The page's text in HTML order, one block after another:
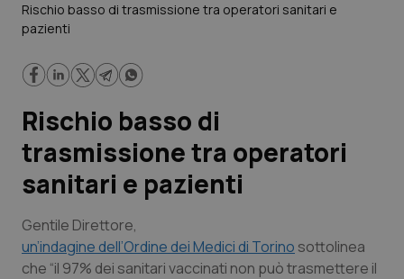
Governo e Parlamento
Regioni e Asl
Lavoro e Professioni
Scienza e Farmaci
Studi e Analisi
Lettere al direttore
Rischio basso di trasmissione tra operatori sanitari e
pazienti
Rischio basso di
trasmissione tra operatori
sanitari e pazienti
Gentile Direttore,
un’indagine dell’Ordine dei Medici di Torino sottolinea
che “il 97% dei sanitari vaccinati non può trasmettere il